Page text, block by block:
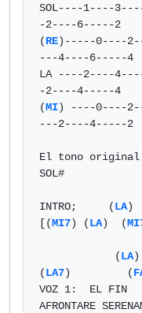
SOL----1----
-2----6-----2
(RE)-----0----
---4----6-----4
LA ----2----
-2----4-----4
(MI) ----0----
---2----4-----2
El tono original
SOL#
INTRO;     (LA)
[(MI7) (LA)  (
            (
LA)
(LA7)         (
VOZ 1:  EL FIN
AFRONTARE